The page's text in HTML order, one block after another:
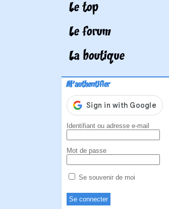
Le top
Le forum
La boutique
M'authentifier
Identifiant ou adresse e-mail
Mot de passe
Se souvenir de moi